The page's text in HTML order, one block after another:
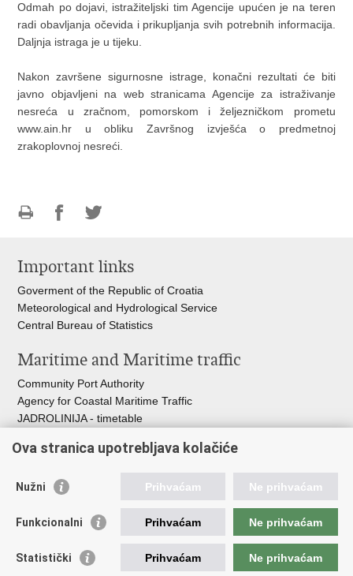
Odmah po dojavi, istražiteljski tim Agencije upućen je na teren
radi obavljanja očevida i prikupljanja svih potrebnih informacija.
Daljnja istraga je u tijeku.
Nakon završene sigurnosne istrage, konačni rezultati će biti
javno objavljeni na web stranicama Agencije za istraživanje
nesreća u zračnom, pomorskom i željezničkom prometu
www.ain.hr u obliku Završnog izvješća o predmetnoj
zrakoplovnoj nesreći.
page
FacebookTwitteru
Important links
Goverment of the Republic of Croatia
Meteorological and Hydrological Service
Central Bureau of Statistics
Maritime and Maritime traffic
Community Port Authority
Agency for Coastal Maritime Traffic
JADROLINIJA - timetable
Croatian Motorways
Bus station Zagreb
Craotian Railways Passenger Transport
Ova stranica upotrebljava kolačiće
Nužni Prihvaćam Ne prihvaćam
Funkcionalni Prihvaćam Ne prihvaćam
Statistički Prihvaćam Ne prihvaćam